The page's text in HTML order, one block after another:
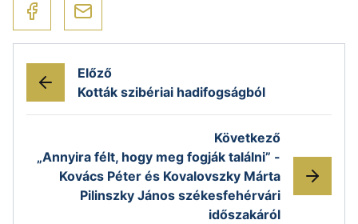
Előző
Kották szibériai hadifogságból
Következő
„Annyira félt, hogy meg fogják találni” -
Kovács Péter és Kovalovszky Márta
Pilinszky János székesfehérvári
időszakáról